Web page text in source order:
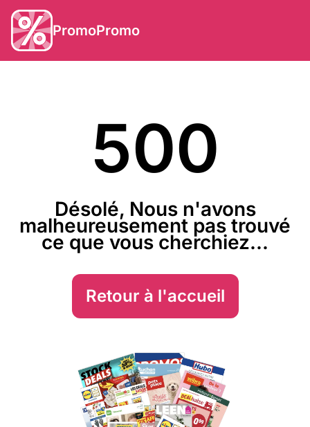
PromoPromo
500
Désolé, Nous n'avons
malheureusement pas trouvé
ce que vous cherchiez...
Retour à l'accueil